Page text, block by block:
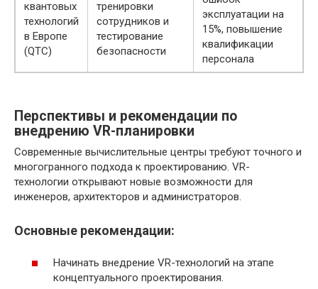
квантовых
технологий
в Европе
(QTC)
тренировки
сотрудников и
тестирование
безопасности
эксплуатации на
15%, повышение
квалификации
персонала
Перспективы и рекомендации по
внедрению VR-планировки
Современные вычислительные центры требуют точного и
многогранного подхода к проектированию. VR-
технологии открывают новые возможности для
инженеров, архитекторов и администраторов.
Основные рекомендации:
Начинать внедрение VR-технологий на этапе
концептуального проектирования.